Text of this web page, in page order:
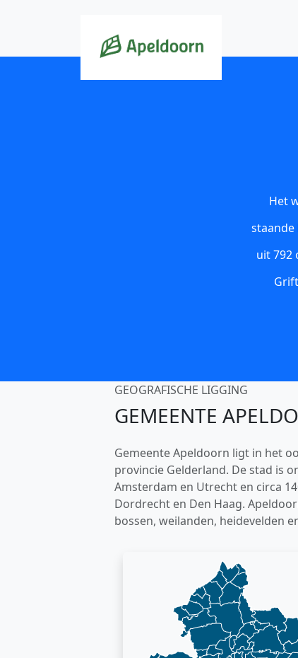
Het
uit 792
GEOGRAFISCHE LIGGING
GEMEENTE
Gemeente Apeldoorn ligt in het
provincie Gelderland. De stad is
Amsterdam en Utrecht en circa
Dordrecht en Den Haag.
bossen, weilanden, heidevelden